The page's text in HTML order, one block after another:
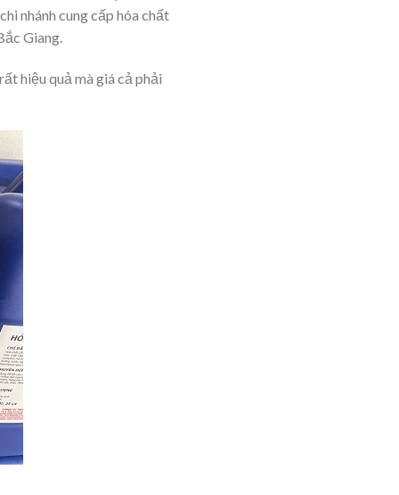
nhánh cung cấp hóa chất
Giang.
hiệu quả mà giá cả phải